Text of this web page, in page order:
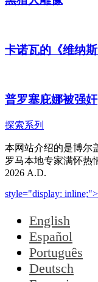
卡诺瓦的《维纳斯
普罗塞庇娜被强奸
探索系列
本网站介绍的是博尔
罗马本地专家满怀热
2026 A.D.
style="display: inline;">
English
Español
Português
Deutsch